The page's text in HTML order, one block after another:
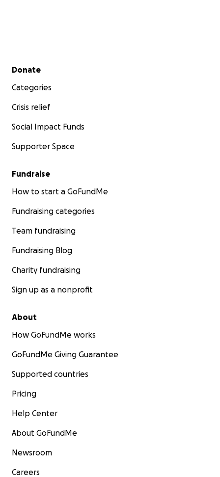
Secondary menu
Donate
Categories
Crisis relief
Social Impact Funds
Supporter Space
Fundraise
How to start a GoFundMe
Fundraising categories
Team fundraising
Fundraising Blog
Charity fundraising
Sign up as a nonprofit
About
How GoFundMe works
GoFundMe Giving Guarantee
Supported countries
Pricing
Help Center
About GoFundMe
Newsroom
Careers